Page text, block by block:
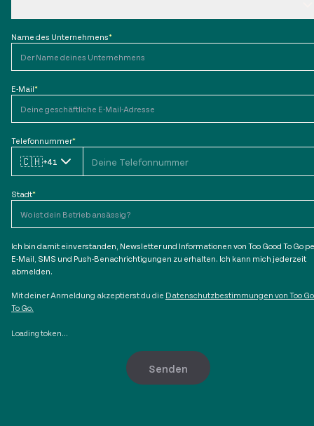
Name des Unternehmens*
E-Mail*
Telefonnummer*
🇨🇭+41
Stadt*
Ich bin damit einverstanden, Newsletter und Informationen von Too Good To Go
E-Mail, SMS und Push-Benachrichtigungen zu erhalten. Ich kann mich jederzeit
abmelden.
Mit deiner Anmeldung akzeptierst du die Datenschutzbestimmungen von Too
To Go.
Loading token...
Senden